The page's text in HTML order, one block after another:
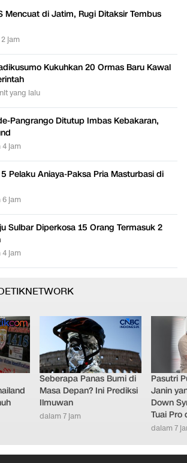
Mencuat di Jatim, Rugi Ditaksir Tembus
jam
Kukuhkan 20 Ormas Baru Kawal
yang lalu
Pangrango Ditutup Imbas Kebakaran,
4 jam
Pelaku Aniaya-Paksa Pria Masturbasi di
6 jam
Sulbar Diperkosa 15 Orang Termasuk 2
4 jam
Seberapa Panas Bumi di
Masa Depan? Ini Prediksi
Ilmuwan
dalam 7 jam
Pasutri
Janin
Down
Tuai Pro
dalam 7